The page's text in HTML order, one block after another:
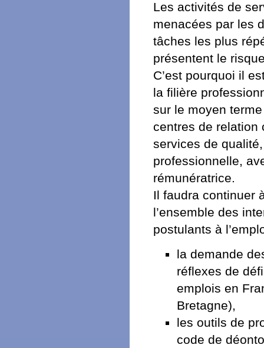
Les activités de
menacées par les
tâches les plus
présentent le
C’est pourquoi il
la filière
sur le moyen
centres de relation
services de
professionnelle,
rémunératrice.
Il faudra continuer
l’ensemble des
postulants à
la demande
réflexes de
emplois en
Bretagne),
les outils de
code de